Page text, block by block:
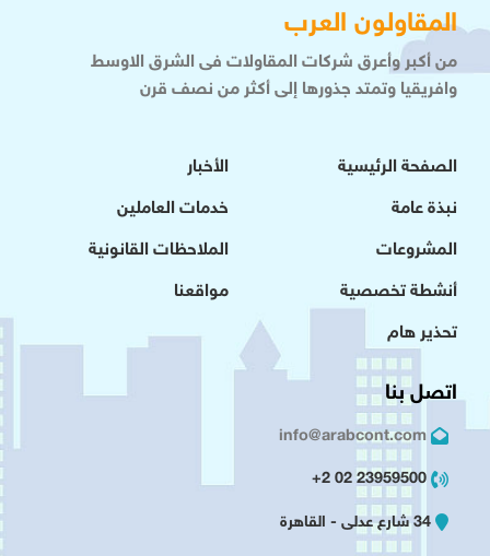
المقاولون العرب
من أكبر وأعرق شركات المقاولات فى الشرق الاوسط
وافريقيا وتمتد جذورها إلى أكثر من نصف قرن
الصفحة الرئيسية
نبذة عامة
المشروعات
أنشطة تخصصية
تحذير هام
الأخبار
خدمات العاملين
الملاحظات القانونية
مواقعنا
اتصل بنا
info@arabcont.com
23959500 02 2+
34 شارع عدلى - القاهرة